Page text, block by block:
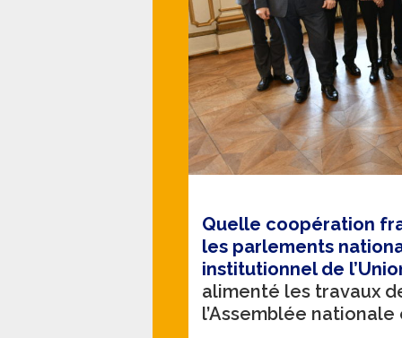
Quelle coopération
les parlements
institutionnel de
alimenté les travaux
l’Assemblée